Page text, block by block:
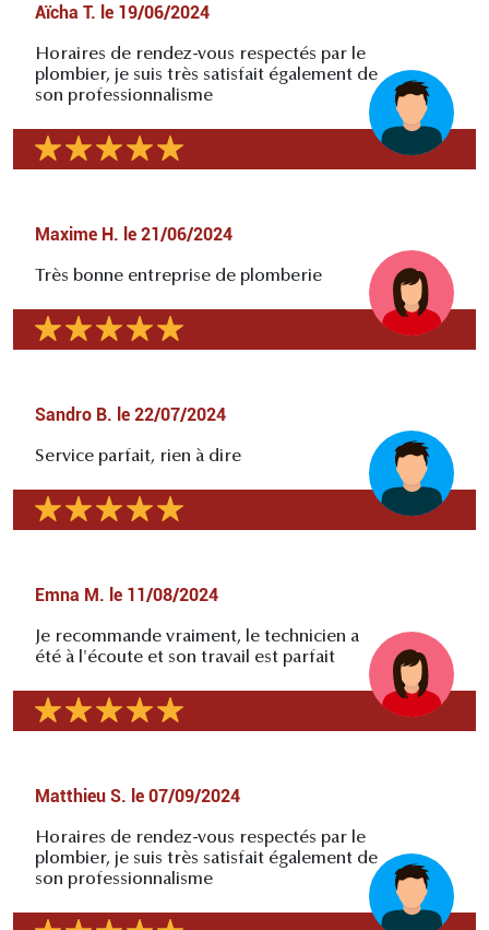
Aïcha T. le 19/06/2024
Horaires de rendez-vous respectés par le
plombier, je suis très satisfait également de
son professionnalisme
Maxime H. le 21/06/2024
Très bonne entreprise de plomberie
Sandro B. le 22/07/2024
Service parfait, rien à dire
Emna M. le 11/08/2024
Je recommande vraiment, le technicien a
été à l'écoute et son travail est parfait
Matthieu S. le 07/09/2024
Horaires de rendez-vous respectés par le
plombier, je suis très satisfait également de
son professionnalisme